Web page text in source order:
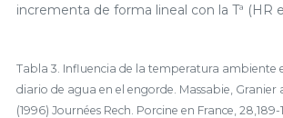
incrementa de forma lineal con la Tª (HR
Tabla 3. Influencia de la temperatura ambiente
diario de agua en el engorde. Massabie, Granier
(1996) Journées Rech. Porcine en France, 28,189-